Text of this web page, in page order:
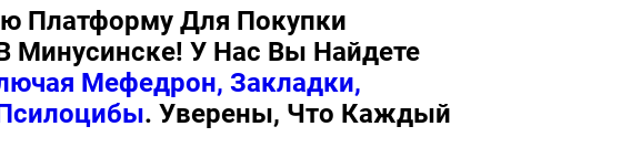
Платформу Для Покупки
Минусинске! У Нас Вы Найдете
Мефедрон, Закладки,
. Уверены, Что Каждый